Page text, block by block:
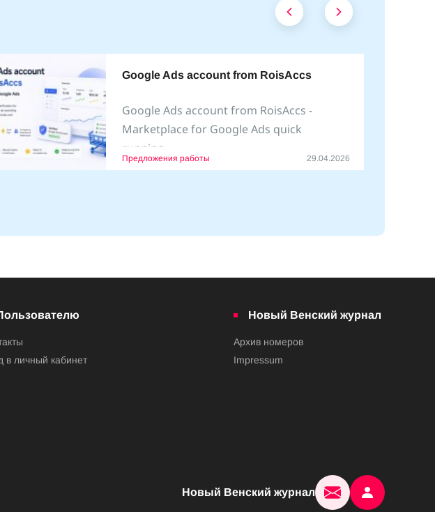
Google Ads account from RoisAccs
Google Ads account from RoisAccs -
Marketplace for Google Ads quick
running.
We help create
Предложения работы 29.04.2026
в личный кабинет
Новый Венский журнал
Архив номеров
Impressum
Новый Венский журнал